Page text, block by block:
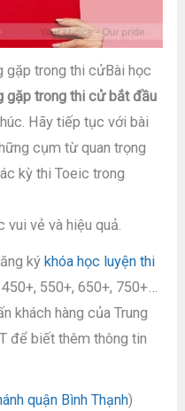
gặp trong thi cửBài học
gặp trong thi cử bắt đầu
Hãy tiếp tục với bài
cụm từ quan trọng
kỳ thi Toeic trong
vui vẻ và hiệu quả.
kýkhóa học luyện thi
550+, 650+, 750+…
khách hàng của Trung
để biết thêm thông tin
quận Bình Thạnh)